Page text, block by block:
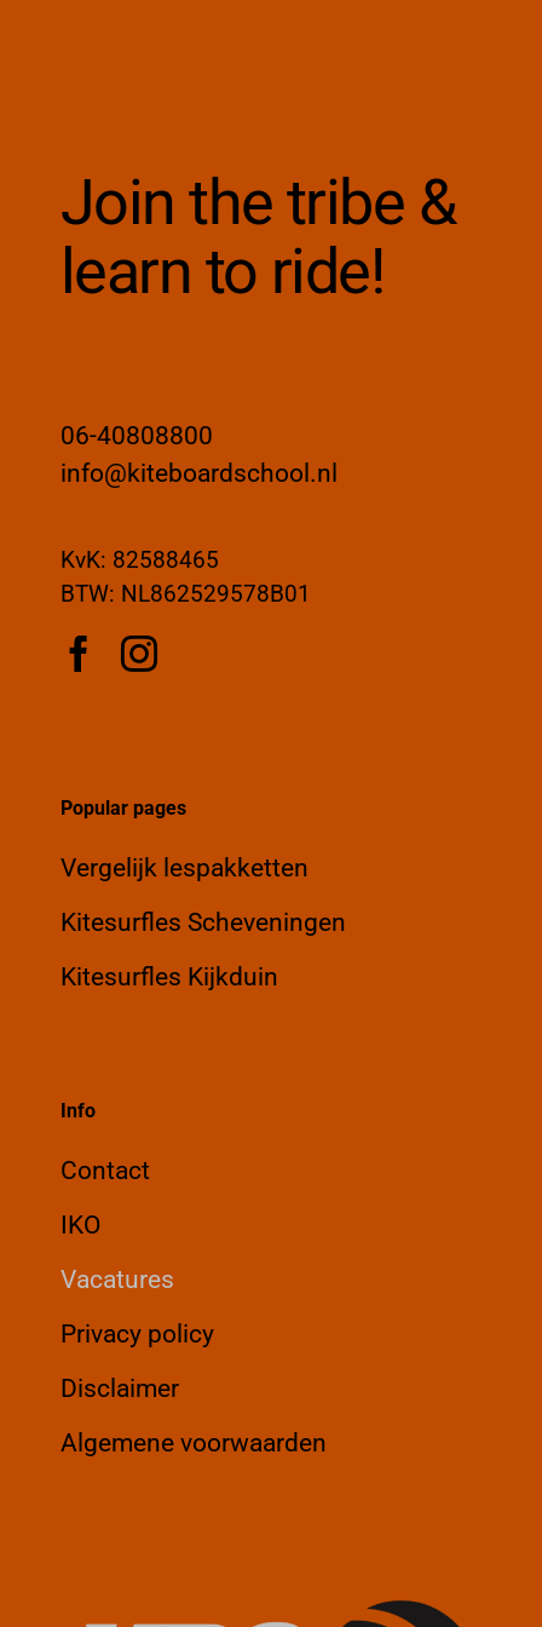
Join the tribe &
learn to ride!
06-40808800
info@kiteboardschool.nl
KvK: 82588465
BTW: NL862529578B01
Popular pages
Vergelijk lespakketten
Kitesurfles Scheveningen
Kitesurfles Kijkduin
Info
Contact
IKO
Vacatures
Privacy policy
Disclaimer
Algemene voorwaarden